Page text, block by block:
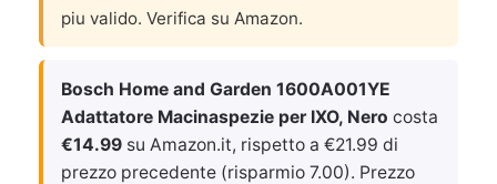
piu valido. Verifica su Amazon.
Bosch Home and Garden 1600A001YE
Adattatore Macinaspezie per IXO, Nero costa
€14.99 su Amazon.it, rispetto a €21.99 di
prezzo precedente (risparmio 7.00). Prezzo